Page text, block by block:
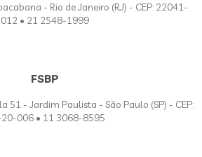
- Rio de Janeiro (RJ) - CEP: 22041-
012 • 21 2548-1999
FSBP
51 - Jardim Paulista - São Paulo (SP) - CEP:
006 • 11 3068-8595